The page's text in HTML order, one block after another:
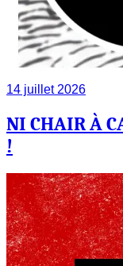
14 juillet 2026
NI CHAIR À
!